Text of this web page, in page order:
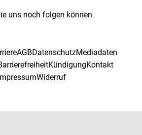
uns noch folgen können
AGBDatenschutzMediadaten
KündigungKontakt
Widerruf